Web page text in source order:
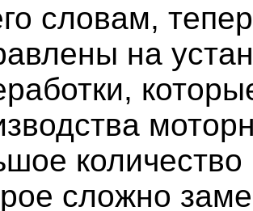
словам,
на
сложно